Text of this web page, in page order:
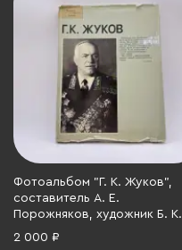
Фотоальбом "Г. К. Жуков",
составитель А. Е.
Порожняков, художник Б. К.
Ушацкий, Издательство
2 000 ₽